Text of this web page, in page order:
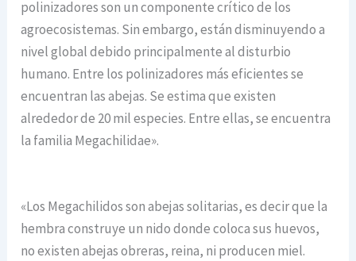
polinizadores son un componente crítico de los
agroecosistemas. Sin embargo, están disminuyendo a
nivel global debido principalmente al disturbio
humano. Entre los polinizadores más eficientes se
encuentran las abejas. Se estima que existen
alrededor de 20 mil especies. Entre ellas, se encuentra
la familia Megachilidae».
«Los Megachilidos son abejas solitarias, es decir que la
hembra construye un nido donde coloca sus huevos,
no existen abejas obreras, reina, ni producen miel.